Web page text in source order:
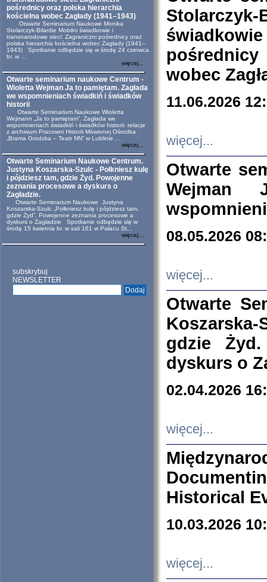
pośrednicy oraz polska hierarchia
kościelna wobec Zagłady (1941–1943)
Otwarte Seminarium Naukowe Monika
Stolarczyk-Bilardie Mobilni świadkowie i
transnarodowe sieci: Zagraniczni pośrednicy oraz
polska hierarchia kościelna wobec Zagłady (1941–
1943) Spotkanie odbędzie się w środę 24 czerwca
br. w ...
więcej...
Otwarte seminarium naukowe Centrum -
Wioletta Wejman Ja to pamiętam. Zagłada
we wspomnieniach świadkiń i świadków
historii
Otwarte Seminarium Naukowe Wioletta
Wejmann „Ja to pamiętam”. Zagłada we
wspomnieniach świadkiń i świadków historii: relacje
z archiwum Pracowni Historii Mówionej Ośrodka
„Brama Grodzka – Teatr NN” w Lublinie ...
więcej...
Otwarte Seminarium Naukowe Centrum.
Justyna Koszarska-Szulc - Połkniesz kulę
i pójdziesz tam, gdzie Żyd. Powojenne
zeznania procesowe a dyskurs o
Zagładzie.
Otwarte Seminarium Naukowe Justyna
Koszarska-Szulc „Połkniesz kulę i pójdziesz tam,
gdzie Żyd”. Powojenne zeznania procesowe a
dyskurs o Zagładzie Spotkanie odbędzie się w
środę 15 kwietnia br. w sali 161 w Pałacu St...
więcej...
subskrybuj
NEWSLETTER
wobec
11.06.2026
więcej...
Otwarte
Wejman
08.05.2026
więcej...
Otwarte
Koszarska-
gdzie
dyskurs o
02.04.2026
więcej...
Historical
10.03.2026
więcej...